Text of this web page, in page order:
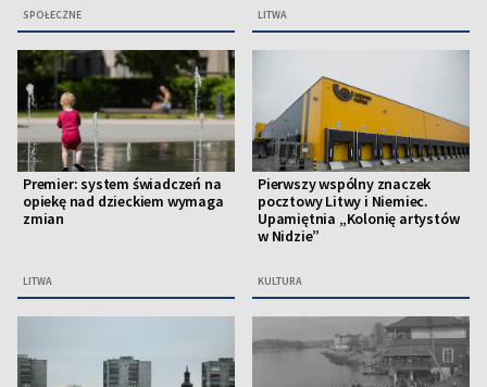
SPOŁECZNE LITWA
Premier: system świadczeń na
opiekę nad dzieckiem wymaga
zmian
LITWA
Pierwszy wspólny znaczek
pocztowy Litwy i Niemiec.
Upamiętnia „Kolonię artystów
w Nidzie”
KULTURA